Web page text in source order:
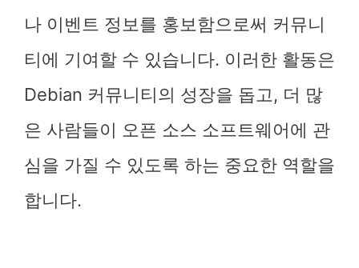
나 이벤트 정보를 홍보함으로써 커뮤니
티에 기여할 수 있습니다. 이러한 활동은
Debian 커뮤니티의 성장을 돕고, 더 많
은 사람들이 오픈 소스 소프트웨어에 관
심을 가질 수 있도록 하는 중요한 역할을
합니다.